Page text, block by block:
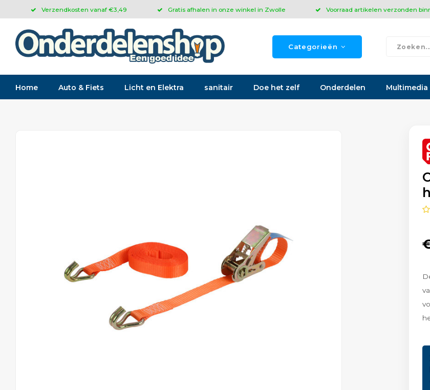
Verzendkosten vanaf €3,49 Gratis afhalen in onze winkel in Zwolle Voorraad artikelen verzonden
Categorieën
Home Auto & Fiets Licht en Elektra sanitair Doe het zelf Onderdelen Multimedia